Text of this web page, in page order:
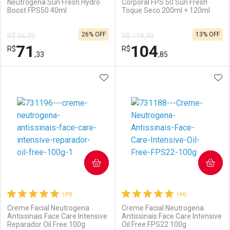
Comprar sem Desconto
Por R$ 31,19/cada
Comprar sem Desconto
Por R$ 31,19/cada
Ativar Desconto
Comprar sem Desconto
Por R$ 77,99/cada
Comprar sem Desconto
Por R$ 77,99/cada
Neutrogena Sun Fresh Hydro
Boost FPS50 40ml
R$ 96,99
R$71 ,33
26% OFF
Laboratório
Por Menos
Corporal FPS 50 Sun Fresh
Toque Seco 200ml + 120ml
R$ 119,99
R$104,85
13% OFF
Laboratório
Por Menos
(39)
Creme Facial Neutrogena
Antissinais Face Care Intensive
Reparador Oil Free 100g
ADICIONAR AOS FAVORITOS
COMPRAR
(44)
Creme Facial Neutrogena
Antissinais Face Care Intensive
Oil Free FPS22 100g
COMPRAR